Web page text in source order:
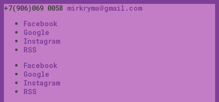
+7(906)069 0058 mirkryma@gmail.com
Facebook
Google
Instagram
RSS
Facebook
Google
Instagram
RSS